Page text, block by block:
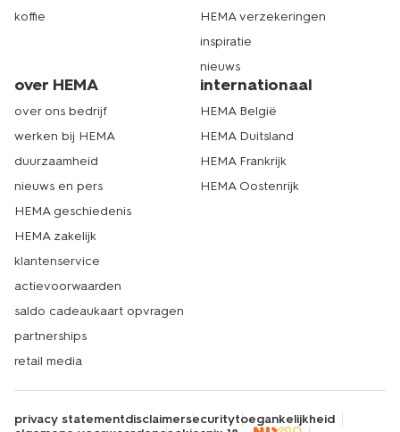
koffie
HEMA verzekeringen
inspiratie
nieuws
over HEMA
over ons bedrijf
werken bij HEMA
duurzaamheid
nieuws en pers
HEMA geschiedenis
HEMA zakelijk
klantenservice
actievoorwaarden
saldo cadeaukaart opvragen
partnerships
retail media
internationaal
HEMA België
HEMA Duitsland
HEMA Frankrijk
HEMA Oostenrijk
privacy statementdisclaimersecuritytoegankelijkheid